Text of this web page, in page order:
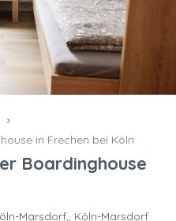
in Frechen bei Köln
Boardinghouse
Marsdorf,, Köln-Marsdorf